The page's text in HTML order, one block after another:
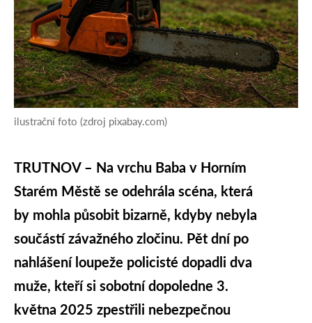
ilustrační foto (zdroj pixabay.com)
TRUTNOV – Na vrchu Baba v Horním
Starém Městě se odehrála scéna, která
by mohla působit bizarně, kdyby nebyla
součástí závažného zločinu. Pět dní po
nahlášení loupeže policisté dopadli dva
muže, kteří si sobotní dopoledne 3.
května 2025 zpestřili nebezpečnou